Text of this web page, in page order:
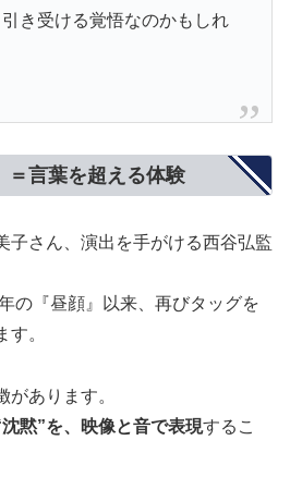
引き受ける覚悟なのかもしれ
＝言葉を超える体験
子さん、演出を手がける西谷弘監
の『昼顔』以来、再びタッグを
。
あります。
黙”を、映像と音で表現するこ